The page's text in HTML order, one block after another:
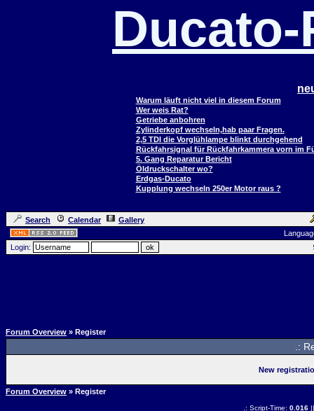
Warum läuft nicht viel in diesem Forum
Wer weis Rat?
Getriebe anbohren
Zylinderkopf wechseln,hab paar Fragen.
2,5 TDI die Vorglühlampe blinkt durchgehend
Rückfahrsignal für Rückfahrkammera vorn im
5. Gang Reparatur Bericht
Öldruckschalter wo?
Erdgas-Ducato
Kupplung wechseln 250er Motor raus ?
Search Calendar
Gallery
Login:
Forum Overview » Register
.:
New
Forum Overview » Register
.: Script-Time: 0.016||